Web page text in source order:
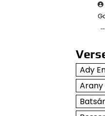
Ady
Arany